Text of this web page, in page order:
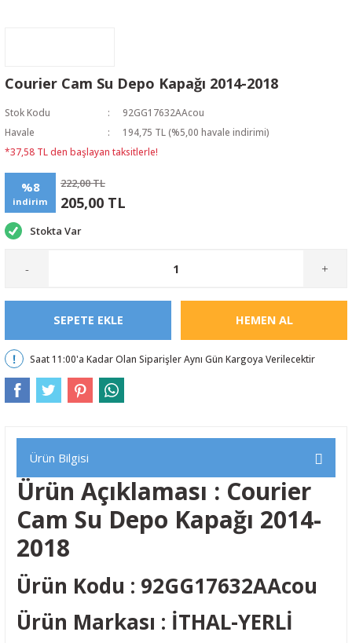
Courier Cam Su Depo Kapağı 2014-2018
Stok Kodu
92GG17632AAcou
Havale
194,75 TL (%5,00 havale indirimi)
*37,58 TL den başlayan taksitlerle!
%8
indirim
222,00 TL
205,00 TL
Stokta Var
- +
SEPETE EKLE HEMEN AL
Saat 11:00'a Kadar Olan Siparişler Aynı Gün Kargoya Verilecektir
Ürün Bilgisi
Ürün Açıklaması : Courier
Cam Su Depo Kapağı 2014-
2018
Ürün Kodu : 92GG17632AAcou
Ürün Markası : İTHAL-YERLİ